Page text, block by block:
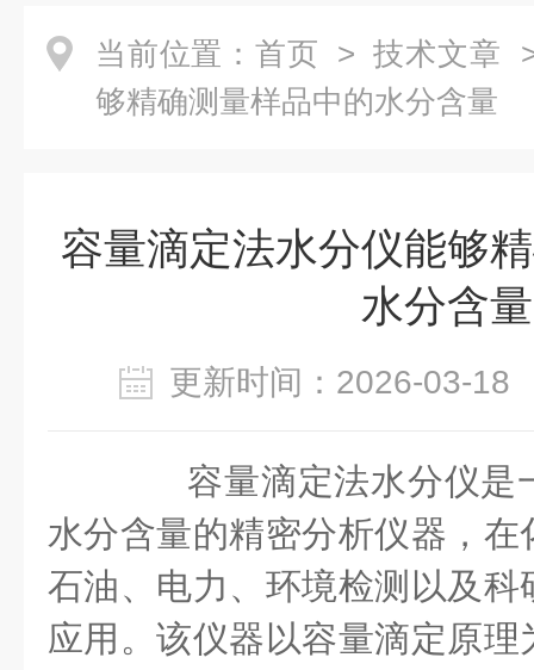
当前位置： 首页 > 技术文章
够精确测量样品中的水分含量
容量滴定法水分仪能够
水分含量
更新时间：2026-03-
容量滴定法水分仪是
水分含量的精密分析仪器，
石油、电力、环境检测以及
应用。该仪器以容量滴定原